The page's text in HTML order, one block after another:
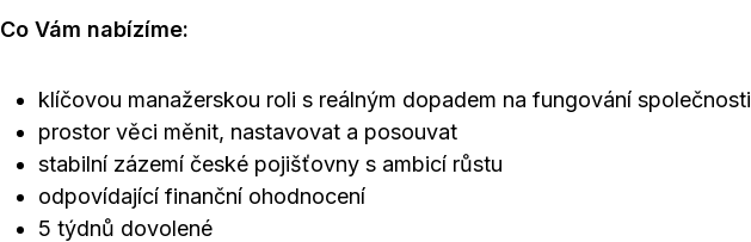
Co Vám nabízíme:
klíčovou manažerskou roli s reálným dopadem na fungování společnosti
prostor věci měnit, nastavovat a posouvat
stabilní zázemí české pojišťovny s ambicí růstu
odpovídající finanční ohodnocení
5 týdnů dovolené